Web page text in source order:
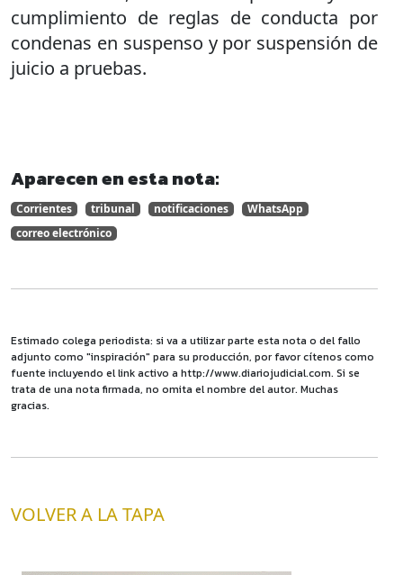
cumplimiento de reglas de conducta por
condenas en suspenso y por suspensión de
juicio a pruebas.
Aparecen en esta nota:
Corrientes tribunal notificaciones
WhatsApp
correo electrónico
Estimado colega periodista: si va a utilizar parte esta nota o del fallo
adjunto como "inspiración" para su producción, por favor cítenos como
fuente incluyendo el link activo a http://www.diariojudicial.com. Si se
trata de una nota firmada, no omita el nombre del autor. Muchas
gracias.
VOLVER A LA TAPA